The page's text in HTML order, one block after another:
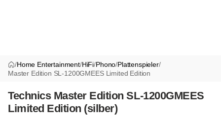
/Home Entertainment/HiFi/Phono/Plattenspieler/
Master Edition SL-1200GMEES Limited Edition
Technics Master Edition SL-1200GMEES
Limited Edition (silber)